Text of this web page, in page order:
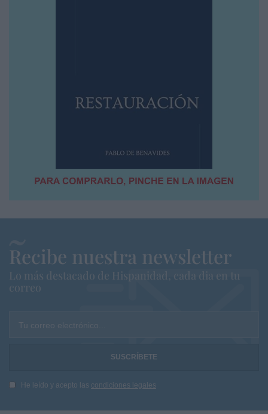
Recibe nuestra newsletter
Lo más destacado de Hispanidad, cada dia en tu
correo
Tu correo electrónico...
He leído y acepto las condiciones legales